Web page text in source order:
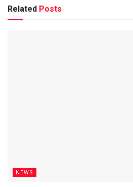
Related Posts
NEWS